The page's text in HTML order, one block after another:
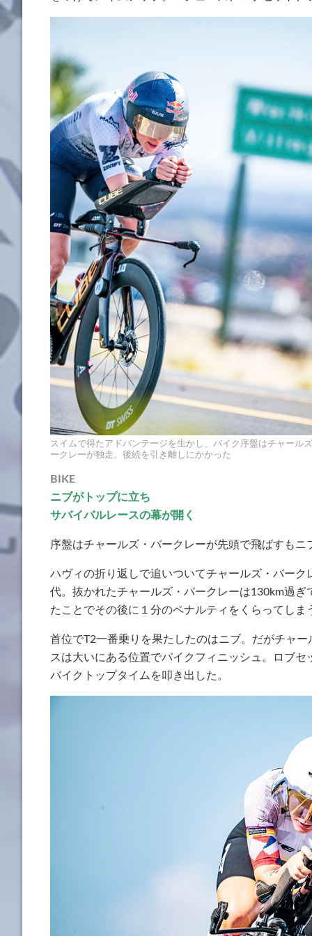
スイムで得たアドバンテージを生かし、バイク序盤はチャール
ークレーが独走。後続を引き離しにかかった
BIKE
ニブがトップに立ち
サバイバルレースの幕が開く
序盤はチャールズ・バークレーが先頭で飛ばすも
ハヴィの折り返しで追いついてチャールズ・バー
代。抜かれたチャールズ・バークレーは130km過
たことでその後に１分のペナルティをくらってしま
首位でT2一番乗りを果たしたのはニブ。だがチャ
スは大いにある位置でバイクフィニッシュ。ロブ
バイクトップタイムを叩き出した。